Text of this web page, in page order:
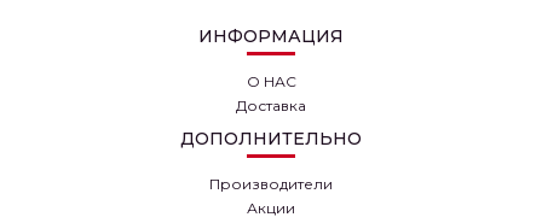
ИНФОРМАЦИЯ
О НАС
Доставка
ДОПОЛНИТЕЛЬНО
Производители
Акции